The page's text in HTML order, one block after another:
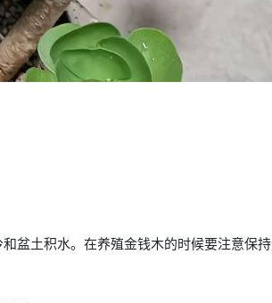
盆土积水。在养殖金钱木的时候要注意保